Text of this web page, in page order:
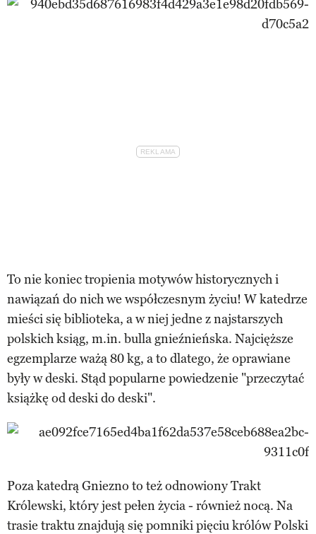
To nie koniec tropienia motywów historycznych i
nawiązań do nich we współczesnym życiu! W katedrze
mieści się biblioteka, a w niej jedne z najstarszych
polskich ksiąg, m.in. bulla gnieźnieńska. Najcięższe
egzemplarze ważą 80 kg, a to dlatego, że oprawiane
były w deski. Stąd popularne powiedzenie "przeczytać
książkę od deski do deski".
Poza katedrą Gniezno to też odnowiony Trakt
Królewski, który jest pełen życia - również nocą. Na
trasie traktu znajdują się pomniki pięciu królów Polski